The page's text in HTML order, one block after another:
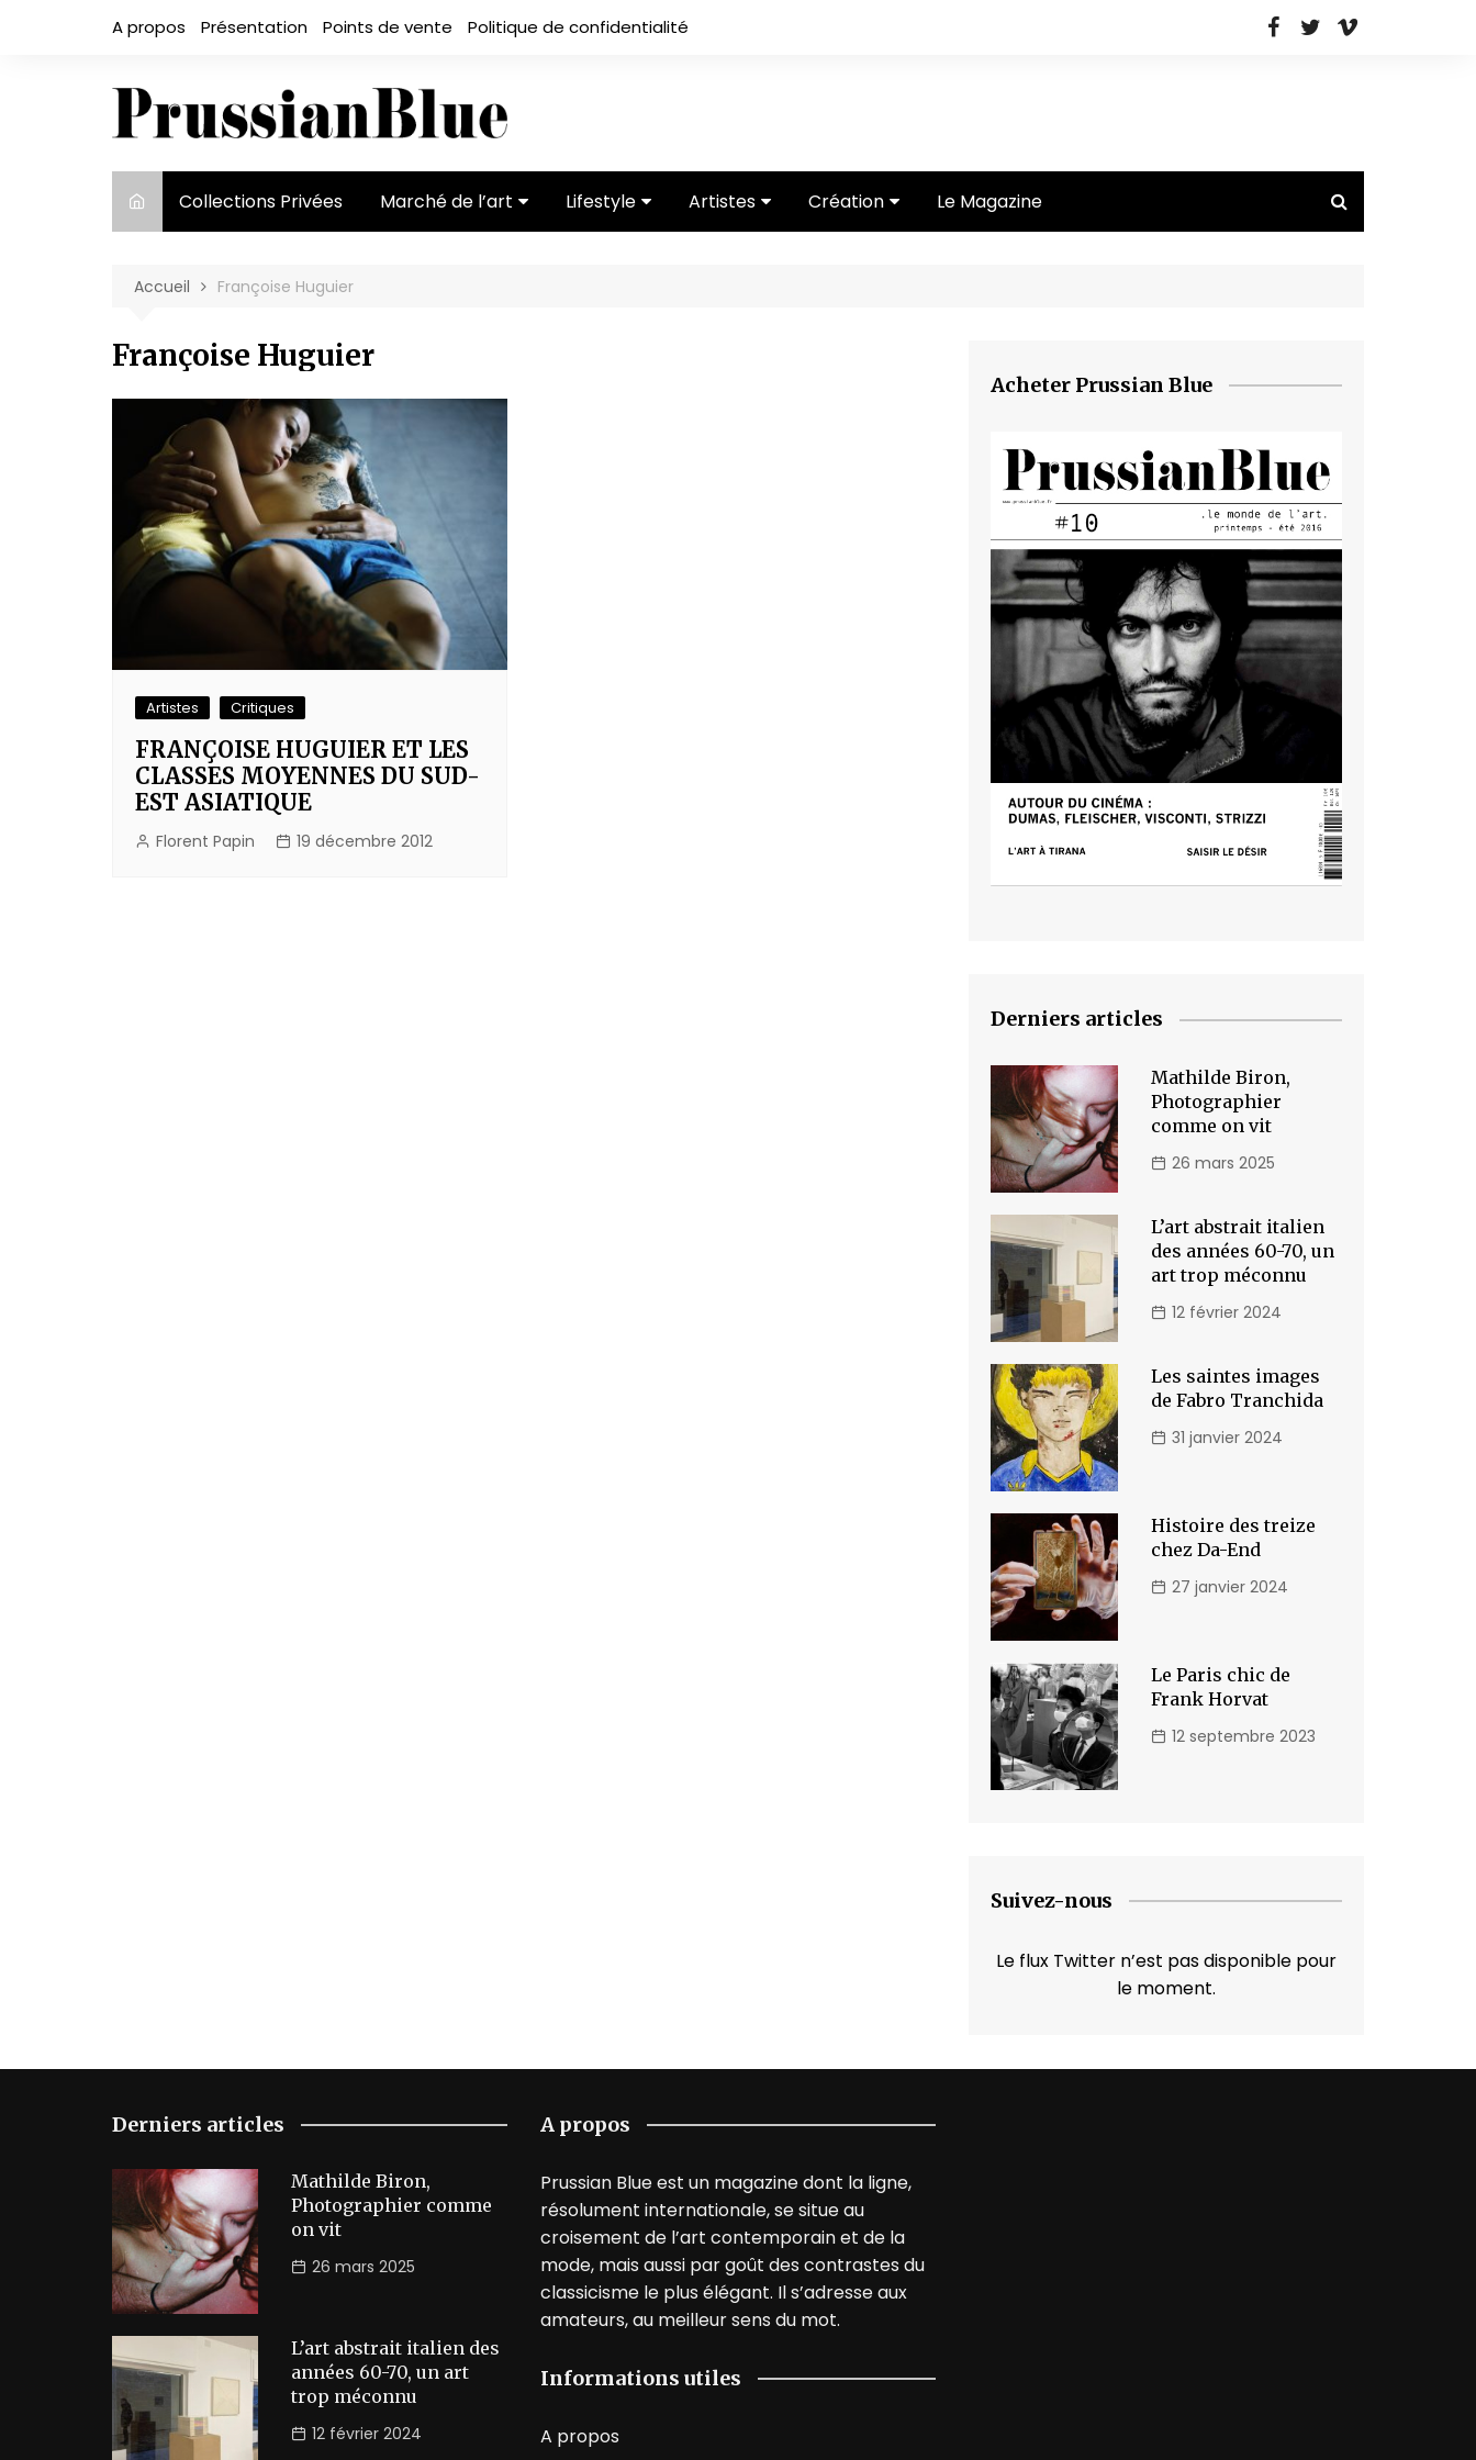
A propos Présentation Points de vente Politique de confidentialité
Collections Privées Marché de l’art Lifestyle Artistes Création Le Magazine
Accueil Françoise Huguier
Françoise Huguier
Artistes Critiques
FRANÇOISE HUGUIER ET LES
CLASSES MOYENNES DU SUD-
EST ASIATIQUE
Florent Papin 19 décembre 2012
Acheter Prussian Blue
Derniers articles
Mathilde Biron,
Photographier
comme on vit
26 mars 2025
L’art abstrait italien
des années 60-70, un
art trop méconnu
12 février 2024
Les saintes images
de Fabro Tranchida
31 janvier 2024
Histoire des treize
chez Da-End
27 janvier 2024
Le Paris chic de
Frank Horvat
12 septembre 2023
Suivez-nous
Le flux Twitter n’est pas disponible pour
le moment.
Derniers articles
Mathilde Biron,
Photographier comme
on vit
26 mars 2025
L’art abstrait italien des
années 60-70, un art
trop méconnu
12 février 2024
A propos
Prussian Blue est un magazine dont la ligne,
résolument internationale, se situe au
croisement de l’art contemporain et de la
mode, mais aussi par goût des contrastes du
classicisme le plus élégant. Il s’adresse aux
amateurs, au meilleur sens du mot.
Informations utiles
A propos